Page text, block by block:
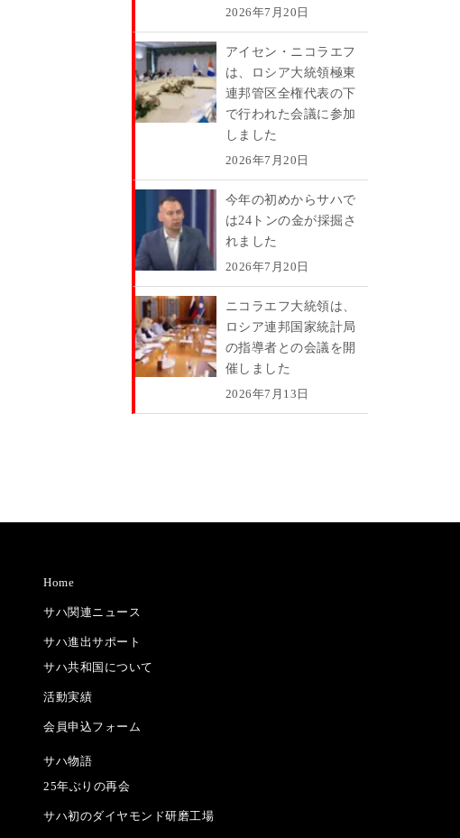
2026年7月20日
アイセン・ニコラエフ
は、ロシア大統領極東
連邦管区全権代表の下
で行われた会議に参加
しました
2026年7月20日
今年の初めからサハで
は24トンの金が採掘さ
れました
2026年7月20日
ニコラエフ大統領は、
ロシア連邦国家統計局
の指導者との会議を開
催しました
2026年7月13日
Home
サハ関連ニュース
サハ進出サポート
サハ共和国について
活動実績
会員申込フォーム
サハ物語
25年ぶりの再会
サハ初のダイヤモンド研磨工場